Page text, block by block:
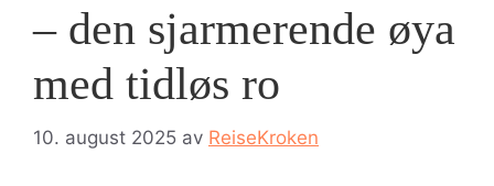
– den sjarmerende øya
med tidløs ro
10. august 2025 av ReiseKroken